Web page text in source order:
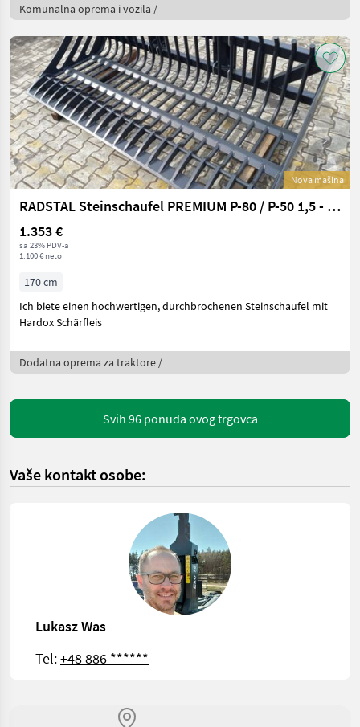
Komunalna oprema i vozila /
Nova mašina
RADSTAL Steinschaufel PREMIUM P-80 / P-50 1,5 - 2,6m
1.353 €
sa 23% PDV-a
1.100 € neto
170 cm
Ich biete einen hochwertigen, durchbrochenen Steinschaufel mit
Hardox Schärfleis
Dodatna oprema za traktore /
Svih 96 ponuda ovog trgovca
Vaše kontakt osobe:
Lukasz Was
Tel:+48 886 ******